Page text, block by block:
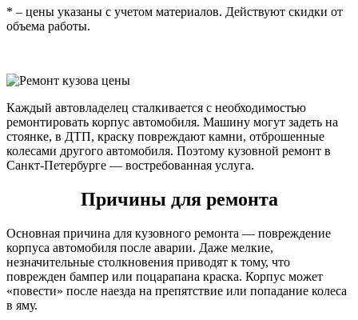
* – цены указаны с учетом материалов. Действуют скидки от
объема работы.
Каждый автовладелец сталкивается с необходимостью
ремонтировать корпус автомобиля. Машину могут задеть на
стоянке, в ДТП, краску повреждают камни, отброшенные
колесами другого автомобиля. Поэтому кузовной ремонт в
Санкт-Петербурге — востребованная услуга.
Причины для ремонта
Основная причина для кузовного ремонта — повреждение
корпуса автомобиля после аварии. Даже мелкие,
незначительные столкновения приводят к тому, что
поврежден бампер или поцарапана краска. Корпус может
«повести» после наезда на препятствие или попадание колеса
в яму.